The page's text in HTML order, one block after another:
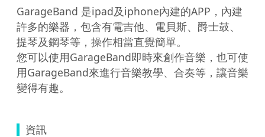
GarageBand 是ipad及iphone內建的APP，內建
許多的樂器，包含有電吉他、電貝斯、爵士鼓、
提琴及鋼琴等，操作相當直覺簡單。
您可以使用GarageBand即時來創作音樂，也可使
用GarageBand來進行音樂教學、合奏等，讓音樂
變得有趣。
資訊